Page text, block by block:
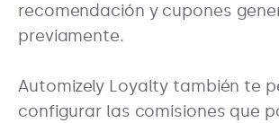
recomendación y cupones
previamente.
Automizely Loyalty también te
configurar las comisiones que